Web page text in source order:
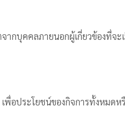
กบุคคลภายนอกผู้เกี่ยวข้องที่จะ
พื่อประโยชน์ของกิจการทั้งหมดห